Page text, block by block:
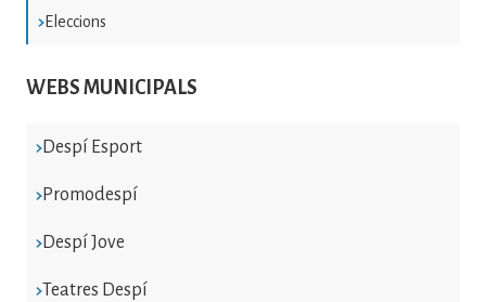
Eleccions
WEBS MUNICIPALS
Despí Esport
Promodespí
Despí Jove
Teatres Despí